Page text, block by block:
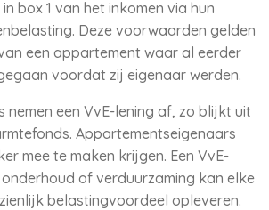
box 1 van het inkomen via hun
Deze voorwaarden gelden
een appartement waar al eerder
voordat zij eigenaar werden.
nemen een VvE-lening af, zo blijkt uit
Appartementseigenaars
mee te maken krijgen. Een VvE-
of verduurzaming kan elke
belastingvoordeel opleveren.